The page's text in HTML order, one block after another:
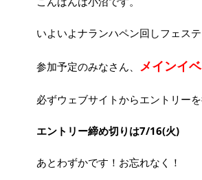
いよいよナランハペン回しフェス
参加予定のみなさん、 メインイ
必ずウェブサイトからエントリーを
エントリー締め切りは7/16(火)
あとわずかです！お忘れなく！